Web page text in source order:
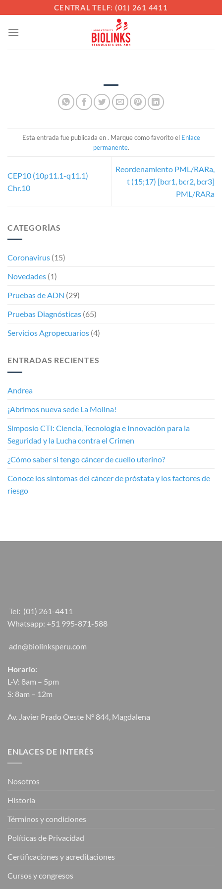
al
contenido
CENTRAL TELF: (01) 261 4411
Esta entrada fue publicada en . Marque como favorito el Enlace
permanente.
CEP10 (10p11.1-q11.1)
Chr.10
Reordenamiento PML/RARa,
t (15;17) [bcr1, bcr2, bcr3]
PML/RARa
CATEGORÍAS
Coronavirus (15)
Novedades (1)
Pruebas de ADN (29)
Pruebas Diagnósticas (65)
Servicios Agropecuarios (4)
ENTRADAS RECIENTES
Andrea
¡Abrimos nueva sede La Molina!
Simposio CTI: Ciencia, Tecnología e Innovación para la
Seguridad y la Lucha contra el Crimen
¿Cómo saber si tengo cáncer de cuello uterino?
Conoce los síntomas del cáncer de próstata y los factores de
riesgo
Tel: (01) 261-4411
Whatsapp: +51 995-871-588
adn@biolinksperu.com
Horario:
L-V: 8am – 5pm
S: 8am – 12m
Av. Javier Prado Oeste N° 844, Magdalena
ENLACES DE INTERÉS
Nosotros
Historia
Términos y condiciones
Políticas de Privacidad
Certificaciones y acreditaciones
Cursos y congresos